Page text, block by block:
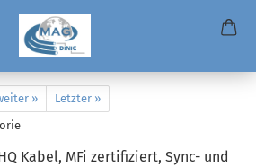
»
Letzter »
Kabel, MFi zertifiziert, Sync- und